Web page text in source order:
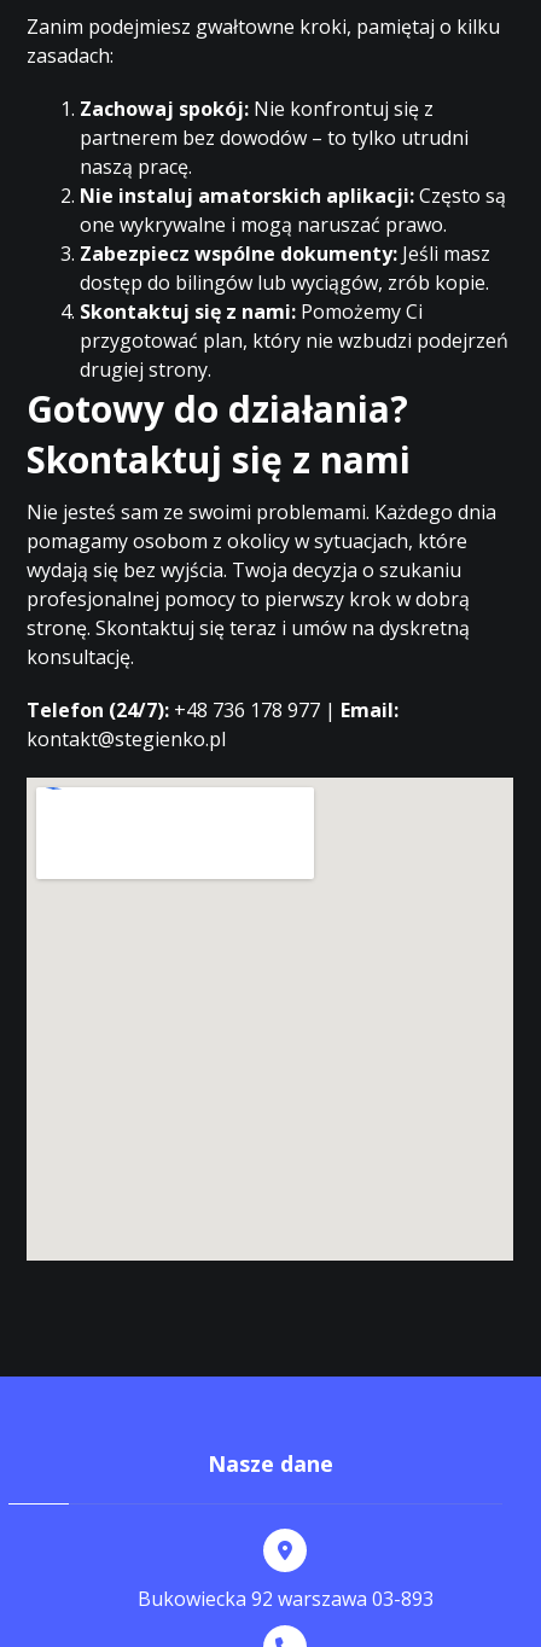
Zanim podejmiesz gwałtowne kroki, pamiętaj o kilku
zasadach:
Zachowaj spokój: Nie konfrontuj się z
partnerem bez dowodów – to tylko utrudni
naszą pracę.
Nie instaluj amatorskich aplikacji:Często są
one wykrywalne i mogą naruszać prawo.
Zabezpiecz wspólne dokumenty: Jeśli masz
dostęp do bilingów lub wyciągów, zrób kopie.
Skontaktuj się z nami: Pomożemy Ci
przygotować plan, który nie wzbudzi podejrzeń
drugiej strony.
Gotowy do działania?
Skontaktuj się z nami
Nie jesteś sam ze swoimi problemami. Każdego dnia
pomagamy osobom z okolicy w sytuacjach, które
wydają się bez wyjścia. Twoja decyzja o szukaniu
profesjonalnej pomocy to pierwszy krok w dobrą
stronę. Skontaktuj się teraz i umów na dyskretną
konsultację.
Telefon (24/7): +48 736 178 977 | Email:
kontakt@stegienko.pl
Nasze dane
Bukowiecka 92 warszawa 03-893